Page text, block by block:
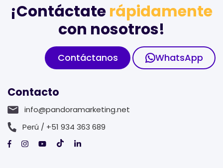
Contacto
info@pandoramarketing.net
Perú / +51 934 363 689
¡Contáctaterápidamente
con nosotros!
Contáctanos WhatsApp